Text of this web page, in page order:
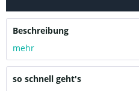
Beschreibung
mehr
so schnell geht's